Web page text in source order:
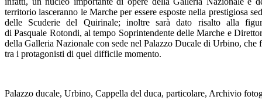
territorio lasceranno le Marche per essere esposte nella prestigiosa
delle Scuderie del Quirinale; inoltre sarà dato risalto alla
di Pasquale Rotondi, al tempo Soprintendente delle Marche e
della Galleria Nazionale con sede nel Palazzo Ducale di Urbino, che
tra i protagonisti di quel difficile momento.
Palazzo ducale, Urbino, Cappella del duca, particolare, Archivio